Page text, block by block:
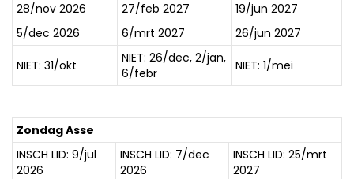
28/nov 2026
27/feb 2027
19/jun 2027
5/dec 2026
6/mrt 2027 26/jun 2027
NIET: 31/okt
NIET: 26/dec, 2/jan,
6/febr
NIET: 1/mei
Zondag Asse
INSCH LID: 9/jul
2026
INSCH LID: 7/dec
2026
INSCH LID: 25/mrt
2027